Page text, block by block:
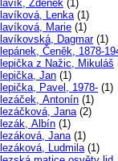
Zdeněk (1)
Lenka(1)
Marie (1)
Dagmar(1)
Čeněk, 1878-
z Nažic, Mikuláš
Jan (1)
Pavel, 1978- (1)
Antonín (1)
Jana(2)
Albín (1)
Jana(1)
Ludmila(1)